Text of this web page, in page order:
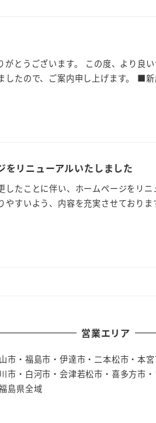
がとうございます。 この度、より良
したので、ご案内申し上げます。 ■
リニューアルいたしました
したことに伴い、ホームページをリ
やすいよう、内容を充実させており
営業エリア
市・福島市・伊達市・二本松市・本
市・白河市・会津若松市・喜多方市
島県全域